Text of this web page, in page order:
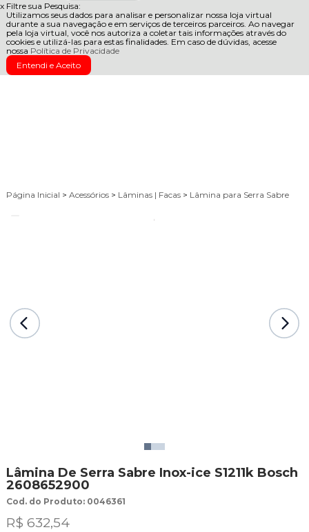
x Filtre sua Pesquisa:
Utilizamos seus dados para analisar e personalizar nossa loja virtual
durante a sua navegação e em serviços de terceiros parceiros. Ao navegar
pela loja virtual, você nos autoriza a coletar tais informações através do
cookies e utilizá-las para estas finalidades. Em caso de dúvidas, acesse
nossa Política de Privacidade
Entendi e Aceito
Página Inicial > Acessórios > Lâminas | Facas > Lâmina para Serra Sabre
Lâmina De Serra Sabre Inox-ice S1211k Bosch
2608652900
Cod. do Produto: 0046361
R$ 632,54